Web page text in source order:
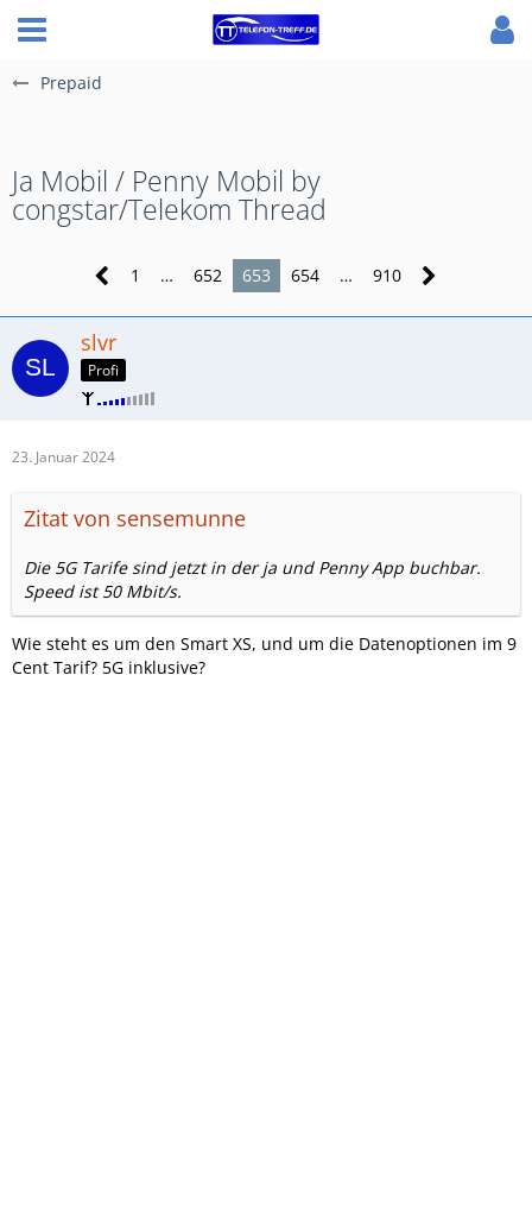
Prepaid
Ja Mobil / Penny Mobil by
congstar/Telekom Thread
1 … 652 653 654 … 910
slvr
Profi
23. Januar 2024
Zitat von sensemunne
Die 5G Tarife sind jetzt in der ja und Penny App buchbar.
Speed ist 50 Mbit/s.
Wie steht es um den Smart XS, und um die Datenoptionen im 9
Cent Tarif? 5G inklusive?